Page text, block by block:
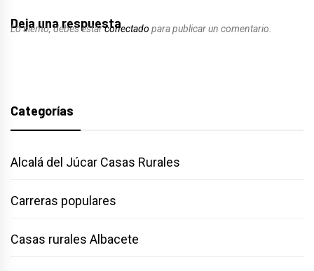
Deja una respuesta
Lo siento, debes estarconectado para publicar un comentario.
Categorías
Alcalá del Júcar Casas Rurales
Carreras populares
Casas rurales Albacete